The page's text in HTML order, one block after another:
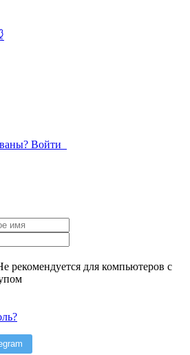
Войти
рекомендуется для компьютеров с